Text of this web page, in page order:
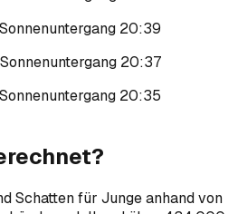
Sonnenuntergang 20:39
Sonnenuntergang 20:37
Sonnenuntergang 20:35
Schatten für Junge anhand von